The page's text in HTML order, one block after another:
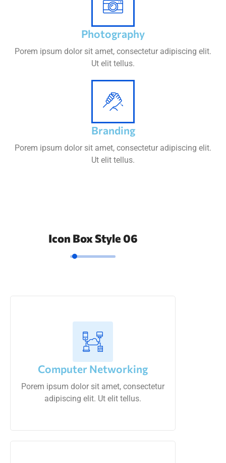
Photography
Porem ipsum dolor sit amet, consectetur adipiscing elit.
Ut elit tellus.
Branding
Porem ipsum dolor sit amet, consectetur adipiscing elit.
Ut elit tellus.
Icon Box Style 06
Computer Networking
Porem ipsum dolor sit amet, consectetur
adipiscing elit. Ut elit tellus.